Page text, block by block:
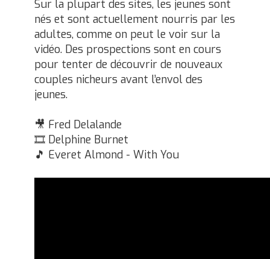
Sur la plupart des sites, les jeunes sont
nés et sont actuellement nourris par les
adultes, comme on peut le voir sur la
vidéo. Des prospections sont en cours
pour tenter de découvrir de nouveaux
couples nicheurs avant l’envol des
jeunes.
🎥 Fred Delalande
🎞️ Delphine Burnet
🎵 Everet Almond - With You